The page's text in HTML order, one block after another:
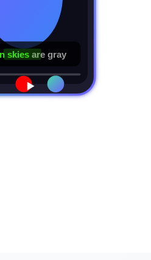
skiesare gray